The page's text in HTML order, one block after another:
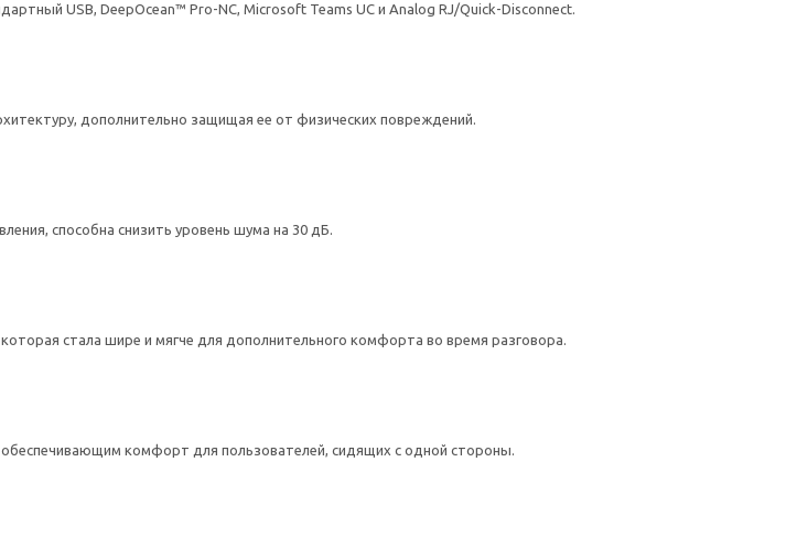
USB, DeepOcean™ Pro-NC, Microsoft Teams UC и Analog RJ/Quick-Disconnect.
дополнительно защищая ее от физических повреждений.
способна снизить уровень шума на 30 дБ.
стала шире и мягче для дополнительного комфорта во время разговора.
комфорт для пользователей, сидящих с одной стороны.